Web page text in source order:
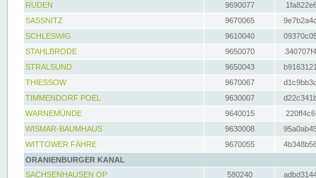
RUDEN
9690077
SASSNITZ
9670065
SCHLESWIG
9610040
STAHLBRODE
9650070
STRALSUND
9650043
THIESSOW
9670067
TIMMENDORF POEL
9630007
WARNEMÜNDE
9640015
WISMAR-BAUMHAUS
9630008
WITTOWER FÄHRE
9670055
ORANIENBURGER KANAL
SACHSENHAUSEN OP
580240